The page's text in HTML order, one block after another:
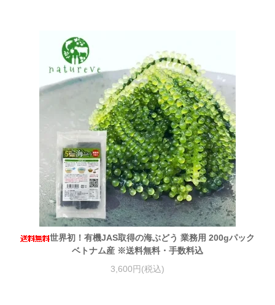
世界初！有機JAS取得の海ぶどう 業務用 200gパック
ベトナム産 ※送料無料・手数料込
3,600円(税込)